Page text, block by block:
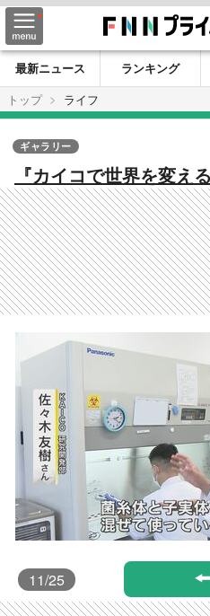
最新ニュース ランキング
トップ
ライフ
『カイコで世界を変え
のワクチン開発へ 九州
ウイルス』撲滅へ【福
ギャラリー
11/25